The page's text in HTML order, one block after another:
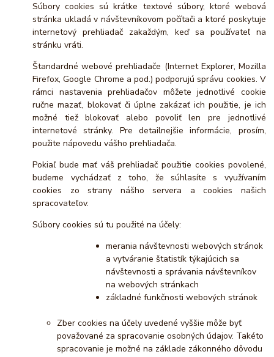
Súbory cookies sú krátke textové súbory, ktoré webová
stránka ukladá v návštevníkovom počítači a ktoré poskytuje
internetový prehliadač zakaždým, keď sa používateľ na
stránku vráti.
Štandardné webové prehliadače (Internet Explorer, Mozilla
Firefox, Google Chrome a pod.) podporujú správu cookies. V
rámci nastavenia prehliadačov môžete jednotlivé cookie
ručne mazať, blokovať či úplne zakázať ich použitie, je ich
možné tiež blokovať alebo povoliť len pre jednotlivé
internetové stránky. Pre detailnejšie informácie, prosím,
použite nápovedu vášho prehliadača.
Pokiaľ bude mať váš prehliadač použitie cookies povolené,
budeme vychádzať z toho, že súhlasíte s využívaním
cookies zo strany nášho servera a cookies našich
spracovateľov.
Súbory cookies sú tu použité na účely:
merania návštevnosti webových stránok
a vytváranie štatistík týkajúcich sa
návštevnosti a správania návštevníkov
na webových stránkach
základné funkčnosti webových stránok
Zber cookies na účely uvedené vyššie môže byť
považované za spracovanie osobných údajov. Takéto
spracovanie je možné na základe zákonného dôvodu